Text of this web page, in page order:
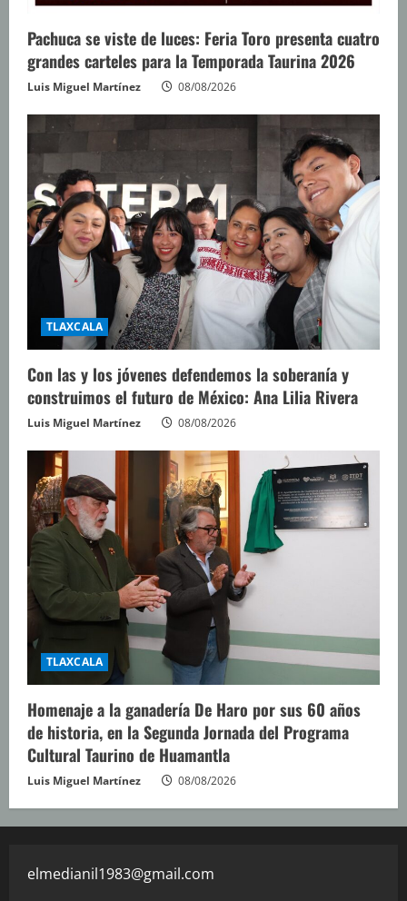
Pachuca se viste de luces: Feria Toro presenta cuatro
grandes carteles para la Temporada Taurina 2026
Luis Miguel Martínez 08/08/2026
TLAXCALA
Con las y los jóvenes defendemos la soberanía y
construimos el futuro de México: Ana Lilia Rivera
Luis Miguel Martínez 08/08/2026
TLAXCALA
Homenaje a la ganadería De Haro por sus 60 años
de historia, en la Segunda Jornada del Programa
Cultural Taurino de Huamantla
Luis Miguel Martínez 08/08/2026
elmedianil1983@gmail.com